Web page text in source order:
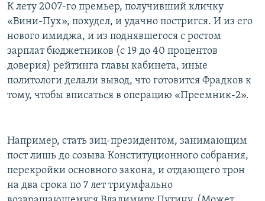
К лету 2007-го премьер, получивший кличку
«Вини-Пух», похудел, и удачно постригся. И из его
нового имиджа, и из поднявшегося с ростом
зарплат бюджетников (с 19 до 40 процентов
доверия) рейтинга главы кабинета, иные
политологи делали вывод, что готовится Фрадков к
тому, чтобы вписаться в операцию «Преемник-2».
Например, стать зиц-президентом, занимающим
пост лишь до созыва Конституционного собрания,
перекройки основного закона, и отдающего трон
на два срока по 7 лет триумфально